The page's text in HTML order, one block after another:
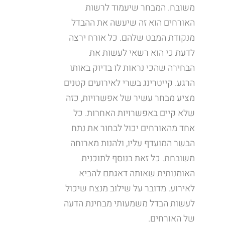
משובח. המבחר שיעמוד לרשות
האורחים הוא זה שיעשה את ההבדל
מנקודת המבט שלהם. כל אורח ירצה
לדעת כי הוא רשאי לעשות את
הבחירה שהכי נראות לו בדיוק באותו
הרגע. קייטרינג בשרי לאירועים קטנים
מציע מבחר עשיר של אפשרויות, כזה
שלא קיים באפשרויות האחרות. כל
אחד מהאורחים יכול לבחור את נתח
הבשר המועדף עליו, ולהנות מארוחה
משובחת. כל זאת בנוסף לתוכנית
האומנותית שאותה דאגתם להביא
לאירוע. מדובר על שילוב מנצח שיכול
לעשות הבדל משמעותי מבחינת הדעה
של האורחים.